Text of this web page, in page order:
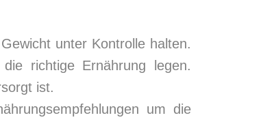
unter Kontrolle halten.
richtige Ernährung legen.
ist.
um die